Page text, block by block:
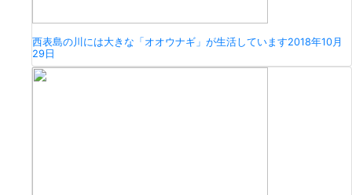
西表島の川には大きな「オオウナギ」が生活しています2018年10月
29日